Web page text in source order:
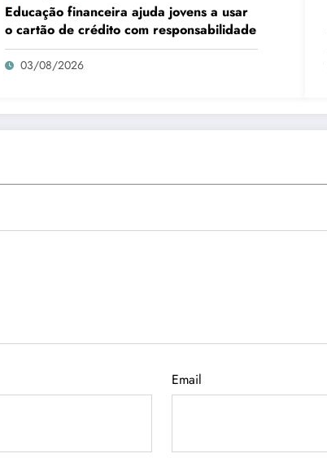
Educação financeira ajuda jovens a usar
o cartão de crédito com responsabilidade
03/08/2026
Email